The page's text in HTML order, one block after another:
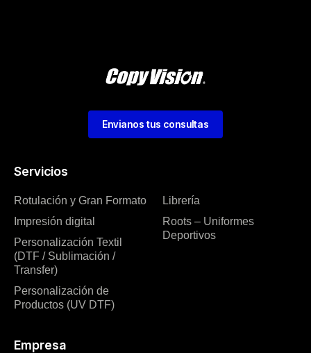
Servicios
Rotulación y Gran Formato
Impresión digital
Personalización Textil
(DTF / Sublimación /
Transfer)
Personalización de
Productos (UV DTF)
Librería
Roots – Uniformes
Deportivos
Empresa
Envianos tus consultas